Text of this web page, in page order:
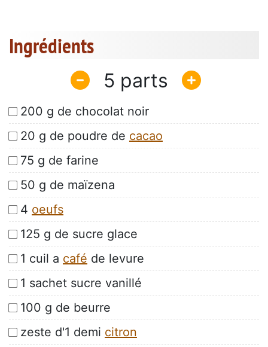
Ingrédients
5
200 g de chocolat noir
20 g de poudre de cacao
75 g de farine
50 g de maïzena
4 oeufs
125 g de sucre glace
1 cuil a café de levure
1 sachet sucre vanillé
100 g de beurre
zeste d'1 demi citron